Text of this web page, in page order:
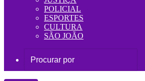
POLICIAL
ESPORTES
CULTURA
SÃO JOÃO